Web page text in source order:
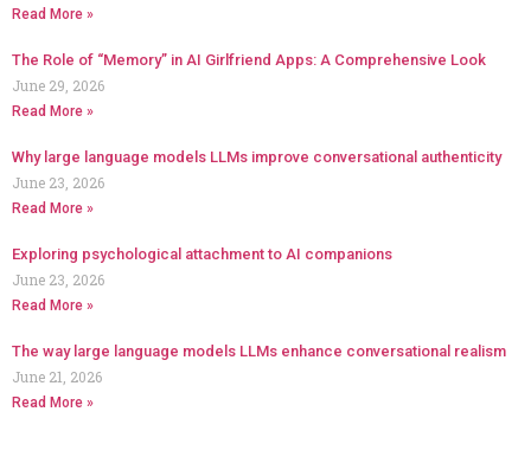
Read More »
The Role of “Memory” in AI Girlfriend Apps: A Comprehensive Look
June 29, 2026
Read More »
Why large language models LLMs improve conversational authenticity
June 23, 2026
Read More »
Exploring psychological attachment to AI companions
June 23, 2026
Read More »
The way large language models LLMs enhance conversational realism
June 21, 2026
Read More »